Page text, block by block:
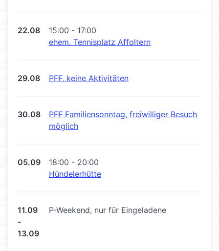
22.08
15:00 - 17:00
ehem. Tennisplatz Affoltern
29.08 PFF, keine Aktivitäten
30.08
PFF Familiensonntag, freiwilliger Besuch
möglich
05.09
18:00 - 20:00
Hündelerhütte
11.09
-
13.09
P-Weekend, nur für Eingeladene